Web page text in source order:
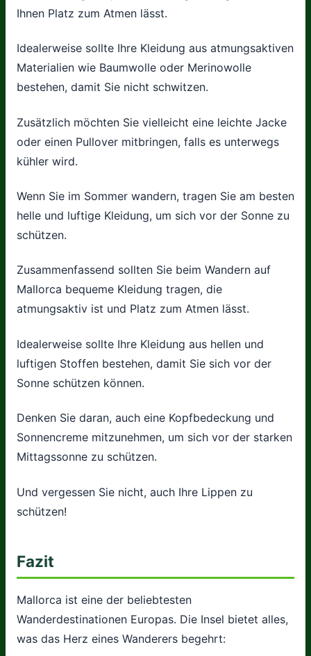
Ihnen Platz zum Atmen lässt.
Idealerweise sollte Ihre Kleidung aus atmungsaktiven
Materialien wie Baumwolle oder Merinowolle
bestehen, damit Sie nicht schwitzen.
Zusätzlich möchten Sie vielleicht eine leichte Jacke
oder einen Pullover mitbringen, falls es unterwegs
kühler wird.
Wenn Sie im Sommer wandern, tragen Sie am besten
helle und luftige Kleidung, um sich vor der Sonne zu
schützen.
Zusammenfassend sollten Sie beim Wandern auf
Mallorca bequeme Kleidung tragen, die
atmungsaktiv ist und Platz zum Atmen lässt.
Idealerweise sollte Ihre Kleidung aus hellen und
luftigen Stoffen bestehen, damit Sie sich vor der
Sonne schützen können.
Denken Sie daran, auch eine Kopfbedeckung und
Sonnencreme mitzunehmen, um sich vor der starken
Mittagssonne zu schützen.
Und vergessen Sie nicht, auch Ihre Lippen zu
schützen!
Fazit
Mallorca ist eine der beliebtesten
Wanderdestinationen Europas. Die Insel bietet alles,
was das Herz eines Wanderers begehrt: